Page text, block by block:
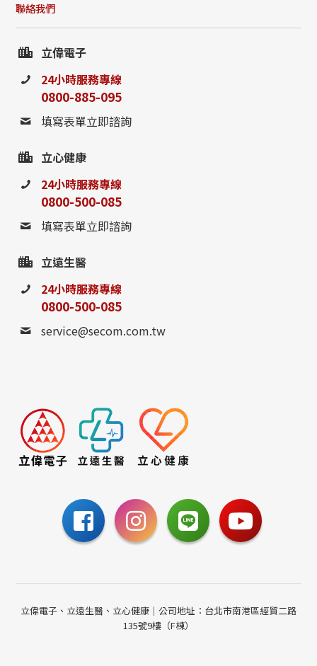
請至聯絡我們填寫表單，
聯絡我們
立偉電子
24小時服務專線
0800-885-095
填寫表單立即諮詢
立心健康
24小時服務專線
0800-500-085
填寫表單立即諮詢
立遠生醫
24小時服務專線
0800-500-085
service@secom.com.tw
立偉電子、立遠生醫、立心健康｜公司地址：台北市南港區經貿二路
135號9樓（F棟）